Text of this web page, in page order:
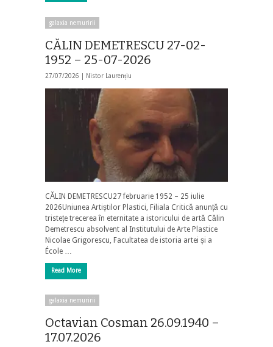
galaxia nemuririi
CĂLIN DEMETRESCU 27-02-
1952 – 25-07-2026
27/07/2026 | Nistor Laurențiu
CĂLIN DEMETRESCU27 februarie 1952 – 25 iulie
2026Uniunea Artiștilor Plastici, Filiala Critică anunță cu
tristețe trecerea în eternitate a istoricului de artă Călin
Demetrescu absolvent al Institutului de Arte Plastice
Nicolae Grigorescu, Facultatea de istoria artei și a
École …
Read More
galaxia nemuririi
Octavian Cosman 26.09.1940 –
17.07.2026